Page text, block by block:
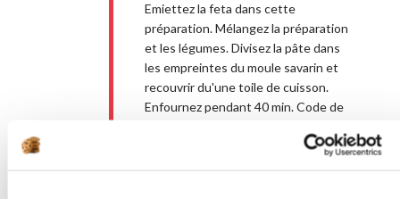
Emiettez la feta dans cette
préparation. Mélangez la préparation
et les légumes. Divisez la pâte dans
les empreintes du moule savarin et
recouvrir du'une toile de cuisson.
Enfournez pendant 40 min. Code de